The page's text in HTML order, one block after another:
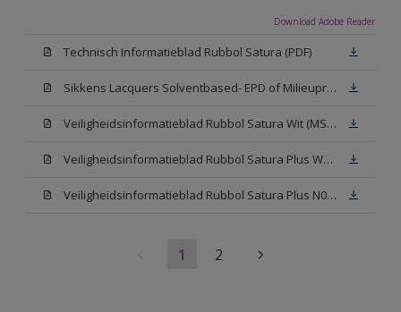
Download Adobe Reader
Technisch Informatieblad Rubbol Satura (PDF)
Sikkens Lacquers Solventbased- EPD of Milieuproductverklaring
Veiligheidsinformatieblad Rubbol Satura Wit (MSDS)
Veiligheidsinformatieblad Rubbol Satura Plus W05 (MSDS)
Veiligheidsinformatieblad Rubbol Satura Plus N00 (MSDS)
1 2